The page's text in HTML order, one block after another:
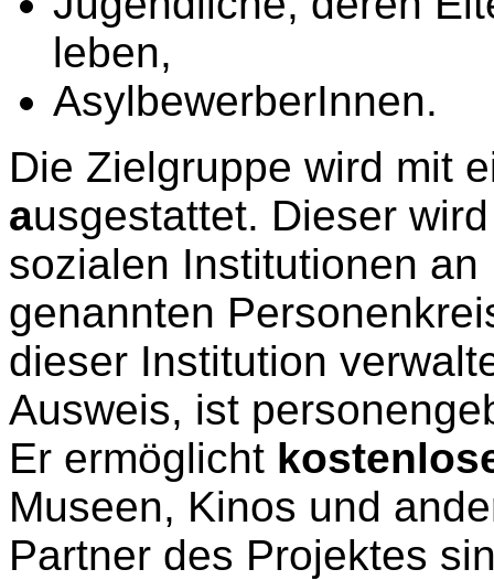
leben,
AsylbewerberInnen.
Die Zielgruppe wird mit
ausgestattet. Dieser
sozialen Institutionen
genannten
dieser Institution
Ausweis, ist
Er ermöglicht
Museen, Kinos und
Partner des Projektes